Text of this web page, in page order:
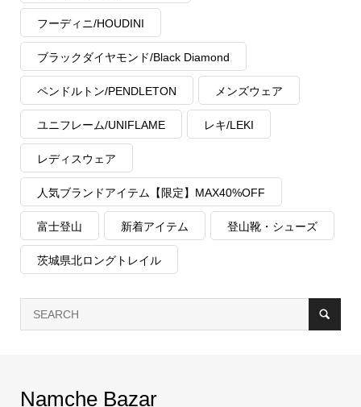
フーディニ/HOUDINI
ブラックダイヤモンド/Black Diamond
ペンドルトン/PENDLETON メンズウェア
ユニフレーム/UNIFLAME レキ/LEKI
レディスウェア
人気ブランドアイテム【限定】MAX40%OFF
富士登山 新着アイテム 登山靴・シューズ
茨城県北ロングトレイル
Namche Bazar